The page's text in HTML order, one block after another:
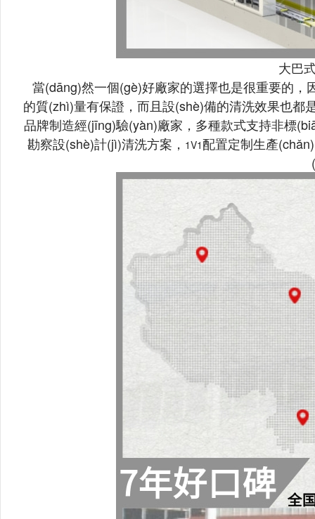
大巴
當(dāng)然一個(gè)好廠家的選擇也是很重要的，
的質(zhì)量有保證，而且設(shè)備的清洗效果也都是
品牌制造經(jīng)驗(yàn)廠家，多種款式支持非標
勘察設(shè)計(jì)清洗方案， 1V1配置定制生產